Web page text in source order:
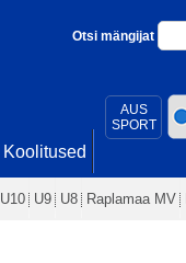
AUS
SPORT
Otsi mängijat
Koolitused
U10 U9 U8 Raplamaa MV